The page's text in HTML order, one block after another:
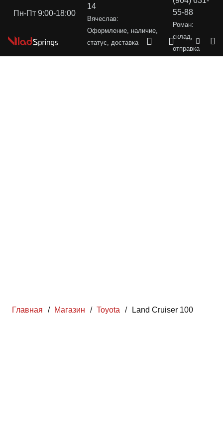
Пн-Пт 9:00-18:00
14
Вячеслав:
Оформление, наличие,
статус, доставка
55-88
Роман:
склад,
отправка
Главная / Магазин / Toyota / Land Cruiser 100